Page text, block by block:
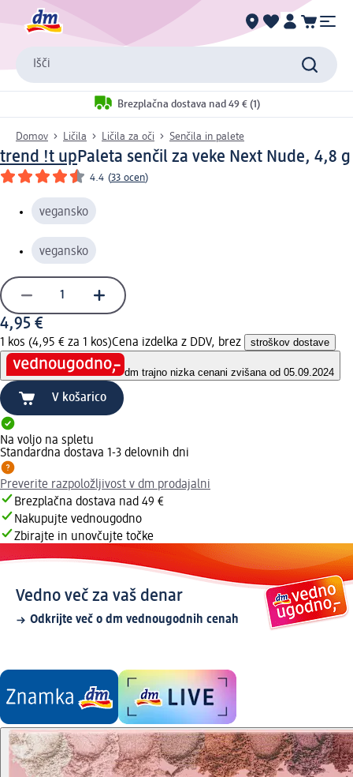
Išči
Brezplačna dostava nad 49 € (1)
Domov Ličila Ličila za oči Senčila in palete
trend !t upPaleta senčil za veke Next Nude, 4,8 g
4.4 (33 ocen)
vegansko
vegansko
4,95 €
1 kos (4,95 € za 1 kos)Cena izdelka z DDV, brez stroškov dostave
dm trajno nizka cenani zvišana od 05.09.2024
V košarico
Na voljo na spletu
Standardna dostava 1-3 delovnih dni
Preverite razpoložljivost v dm prodajalni
Brezplačna dostava nad 49 €
Nakupujte vednougodno
Zbirajte in unovčujte točke
Vedno več za vaš denar
Odkrijte več o dm vednougodnih cenah